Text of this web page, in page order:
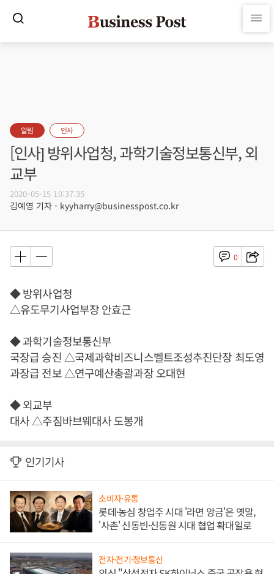
알림 인사
[인사] 방위사업청, 과학기술정보통신부, 외
교부
2020-05-15 10:37:35
김예영 기자 - kyyharry@businesspost.co.kr
0
◆ 방위사업청
△유도무기사업부장 안효근
◆ 과학기술정보통신부
국장급 승진 △국제과학비즈니스벨트조성추진단장 최도영
과장급 전보 △연구예산총괄과장 오대현
◆ 외교부
대사 △주짐바브웨대사 도봉개
인기기사
소비자·유통
롯데·농심 창업주 시대 '라면 앙금'은 옛말,
'사촌' 신동빈·신동원 시대 협업 확대일로
전자·전기·정보통신